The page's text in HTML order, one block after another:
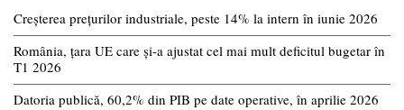
Creșterea prețurilor industriale, peste 14% la intern în iunie 2026
România, țara UE care și-a ajustat cel mai mult deficitul bugetar în
T1 2026
Datoria publică, 60,2% din PIB pe date operative, în aprilie 2026